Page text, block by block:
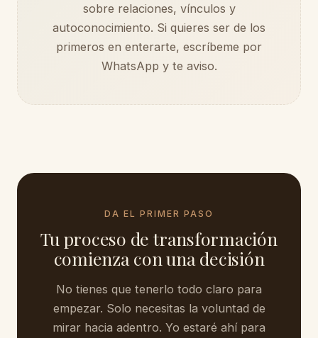
sobre relaciones, vínculos y
autoconocimiento. Si quieres ser de los
primeros en enterarte, escríbeme por
WhatsApp y te aviso.
DA EL PRIMER PASO
Tu proceso de transformación
comienza con una decisión
No tienes que tenerlo todo claro para
empezar. Solo necesitas la voluntad de
mirar hacia adentro. Yo estaré ahí para